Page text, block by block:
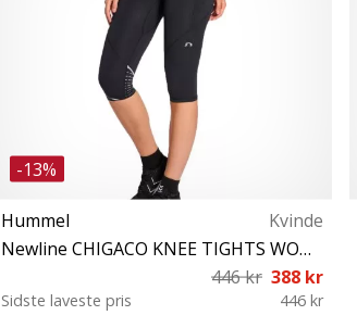
-13%
Hummel
Kvinde
Newline CHIGACO KNEE TIGHTS WOMEN
446 kr 388 kr
Sidste laveste pris 446 kr